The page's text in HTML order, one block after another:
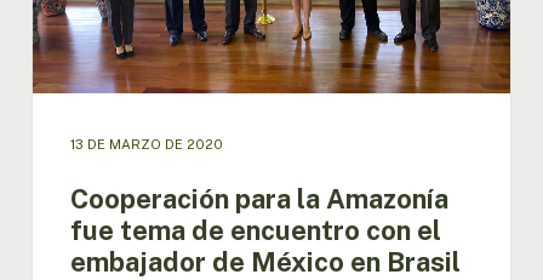
embajador
de
México
en
13 DE MARZO DE 2020
Cooperación para la Amazonía
fue tema de encuentro con el
embajador de México en Brasil